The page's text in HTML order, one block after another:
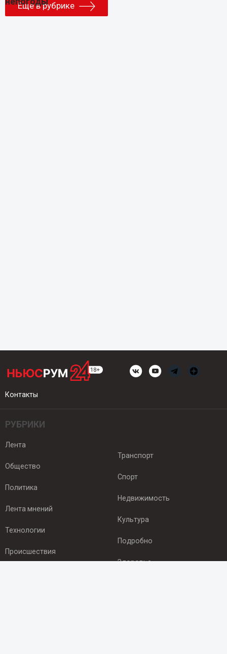
Еще в рубрике
Контакты
РУБРИКИ
Лента
Общество
Политика
Лента мнений
Технологии
Происшествия
Транспорт
Спорт
Недвижимость
Культура
Подробно
Здоровье